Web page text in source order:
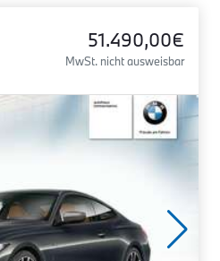
51.490,00€
MwSt. nicht ausweisbar